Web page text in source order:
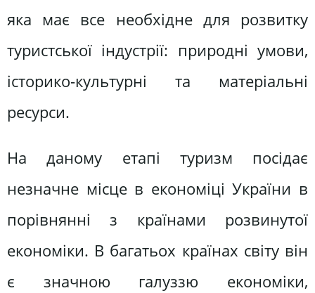
яка має все необхідне для розвитку
туристської індустрії: природні умови,
історико-культурні та матеріальні
ресурси.
На даному етапі туризм посідає
незначне місце в економіці України в
порівнянні з країнами розвинутої
економіки. В багатьох країнах світу він
є значною галуззю економіки,